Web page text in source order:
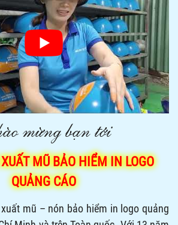
mừng bạn tới
MŨ BẢO HIỂM IN LOGO
QUẢNG CÁO
mũ – nón bảo hiểm in logo quảng